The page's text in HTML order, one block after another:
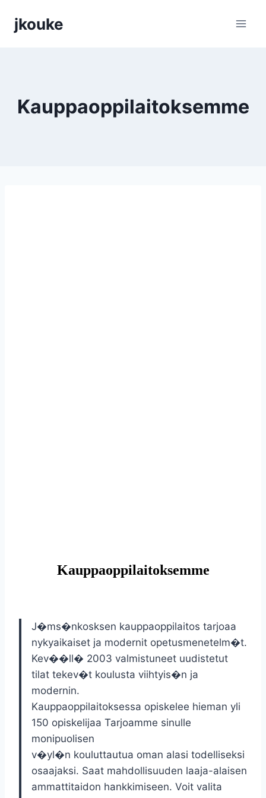
sisältöön
jkouke
Kauppaoppilaitoksemme
Kauppaoppilaitoksemme
J�ms�nkosksen kauppaoppilaitos tarjoaa
nykyaikaiset ja modernit opetusmenetelm�t.
Kev��ll� 2003 valmistuneet uudistetut
tilat tekev�t koulusta viihtyis�n ja
modernin.
Kauppaoppilaitoksessa opiskelee hieman yli
150 opiskelijaa Tarjoamme sinulle
monipuolisen
v�yl�n kouluttautua oman alasi todelliseksi
osaajaksi. Saat mahdollisuuden laaja-alaisen
ammattitaidon hankkimiseen. Voit valita